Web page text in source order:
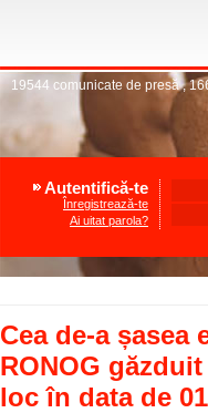
19544 comunicate de presă,
Autentifică-te
Înregistrează-te
Ai uitat parola?
Cea de-a șasea
RONOG
loc în data de